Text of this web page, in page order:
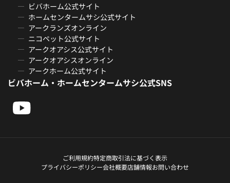
ビバホーム公式サイト
ホームセンタームサシ公式サイト
アークランズオンライン
ニコペット公式サイト
アークオアシス公式サイト
アークオアシスオンライン
アークホーム公式サイト
ビバホーム・ホームセンタームサシ公式SNS
ご利用規約特定商取引法に基づく表示
プライバシーポリシー会社概要店舗情報お問い合わせ